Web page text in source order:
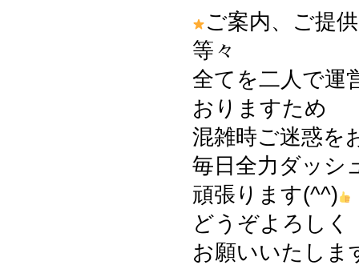
ご案内、ご提
等々
全てを二人で運
おりますため
混雑時ご迷惑を
毎日全力ダッシ
頑張ります(^^)
どうぞよろしく
お願いいたしま